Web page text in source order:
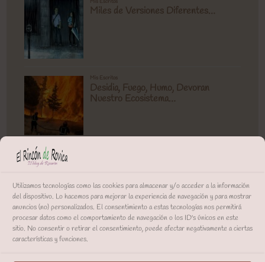
Utilizamos tecnologías como las cookies para almacenar y/o acceder a la información
del dispositivo. Lo hacemos para mejorar la experiencia de navegación y para mostrar
anuncios (no) personalizados. El consentimiento a estas tecnologías nos permitirá
procesar datos como el comportamiento de navegación o los ID's únicos en este
sitio. No consentir o retirar el consentimiento, puede afectar negativamente a ciertas
características y funciones.